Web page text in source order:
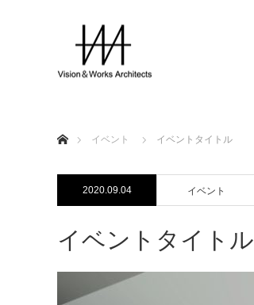
イベント
イベントタイトル
2020.09.04 イベント
イベントタイトル